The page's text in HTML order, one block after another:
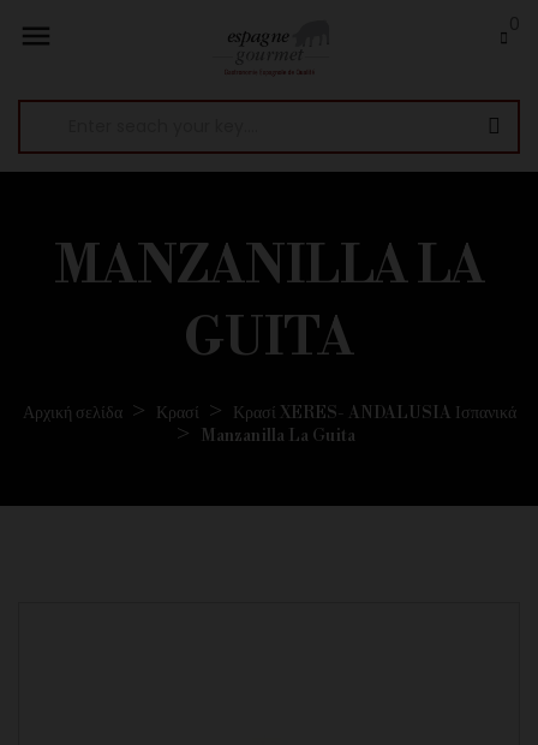

MANZANILLA LA
GUITA
Αρχική σελίδα Κρασί
Κρασί XERES- ANDALUSIA Ισπανικά
Manzanilla La Guita